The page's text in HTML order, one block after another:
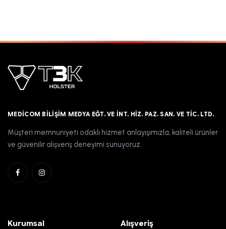
MEDICOM BILIŞIM MEDYA EĞT. VE İNT. HIZ. PAZ. SAN. VE TIC. LTD.
Müşteri memnuniyeti odaklı hizmet anlayışımızla, kaliteli ürünler
ve güvenilir alışveriş deneyimi sunuyoruz.
Kurumsal Alışveriş